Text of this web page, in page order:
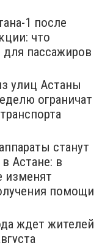
1 после
что
для пассажиров
улиц Астаны
ограничат
станут
Астане: в
изменят
помощи
ждет жителей